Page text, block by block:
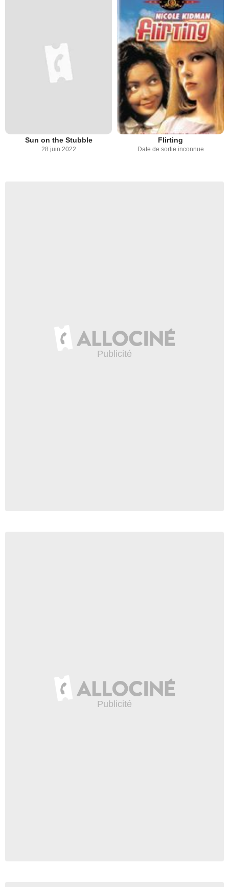
Sun on the Stubble
28 juin 2022
Flirting
Date de sortie inconnue